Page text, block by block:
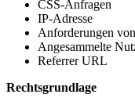
CSS-Anfragen
IP-Adresse
Anforderungen
Angesammelte
Referrer URL
Rechtsgrundlage